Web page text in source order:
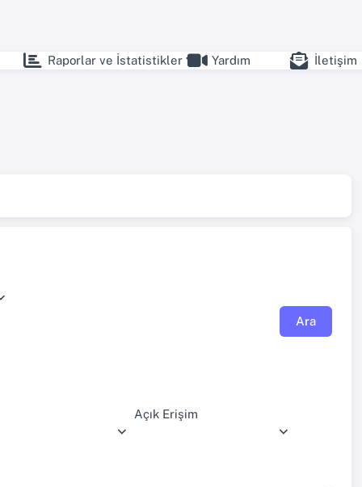
Raporlar ve İstatistikler Yardım İletişim
Ara
Açık Erişim